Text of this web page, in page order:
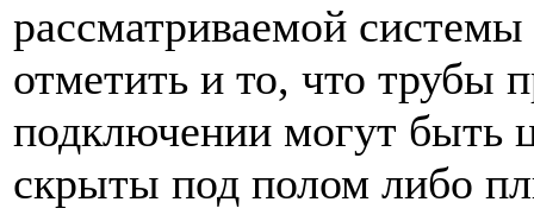
рассматриваемой системы
отметить и то, что трубы
подключении могут быть
скрыты под полом либо